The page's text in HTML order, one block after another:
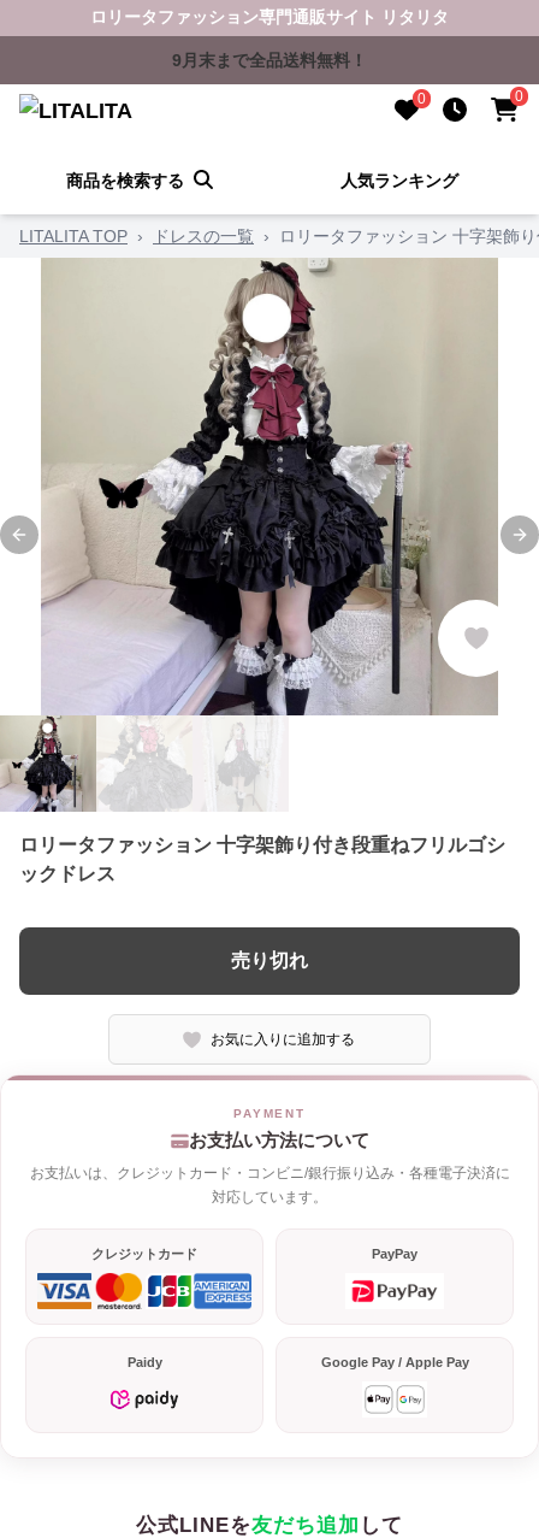
ロリータファッション専門通販サイト リタリタ
9月末まで全品送料無料！
0 0
商品を検索する 人気ランキング
LITALITA TOP › ドレスの一覧 › ロリータファッション 十字架飾
Previous slide
ロリータファッション 十字架飾り付き段重ねフリルゴシ
ックドレス
売り切れ
お気に入りに追加する
お支払い方法について
お支払いは、クレジットカード・コンビニ/銀行振り込み・各種電子決済に
対応しています。
クレジットカード PayPay
Paidy Google Pay / Apple Pay
公式LINEを友だち追加 して